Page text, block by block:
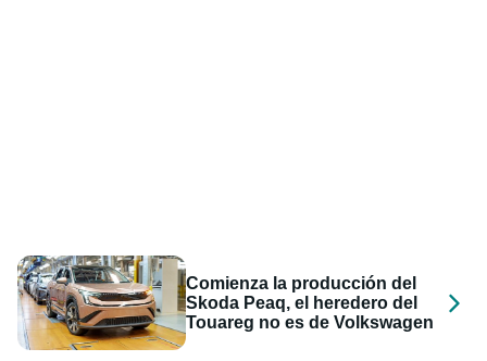
Comienza la producción del
Skoda Peaq, el heredero del
Touareg no es de Volkswagen